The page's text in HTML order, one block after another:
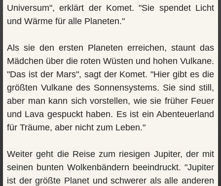
Universum", erklärt der Komet. "Sie spendet Licht
und Wärme für alle Planeten."
Als sie den ersten Planeten erreichen, staunt das
Mädchen über die roten Wüsten und hohen Vulkane.
"Das ist der Mars", sagt der Komet. "Hier gibt es die
größten Vulkane des Sonnensystems. Sie sind still,
aber man kann sich vorstellen, wie sie früher Feuer
und Lava gespuckt haben. Es ist ein Abenteuerland
für Träume, aber nicht zum Leben."
Weiter geht die Reise zum riesigen Jupiter, der mit
seinen bunten Wolkenbändern beeindruckt. "Jupiter
ist der größte Planet und schwerer als alle anderen